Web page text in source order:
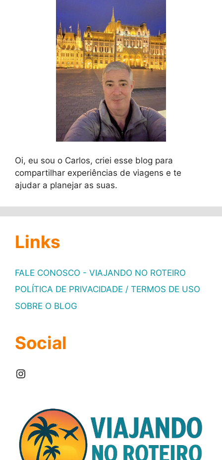
Oi, eu sou o Carlos, criei esse blog para
compartilhar experiências de viagens e te
ajudar a planejar as suas.
Links
FALE CONOSCO - VIAJANDO NO ROTEIRO
POLÍTICA DE PRIVACIDADE / TERMOS DE USO
SOBRE O BLOG
Social
Instagram